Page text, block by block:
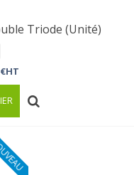
Triode (Unité)